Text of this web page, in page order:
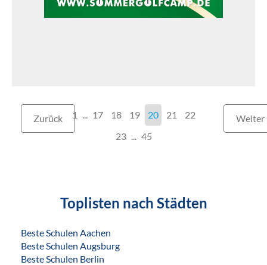
Zurück 1 17 18 19 20 21
22
23
45
Weiter
Toplisten nach Städten
Beste Schulen Aachen
Beste Schulen Augsburg
Beste Schulen Berlin